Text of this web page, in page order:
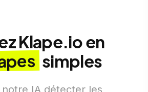
Klape.io en
simples
notre IA détecter les